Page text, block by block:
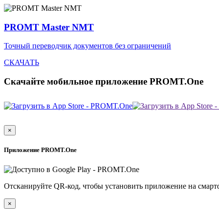
PROMT Master NMT
Точный переводчик документов без ограничений
СКАЧАТЬ
Скачайте мобильное приложение PROMT.One
×
Приложение PROMT.One
Отсканируйте QR-код, чтобы установить приложение на
×